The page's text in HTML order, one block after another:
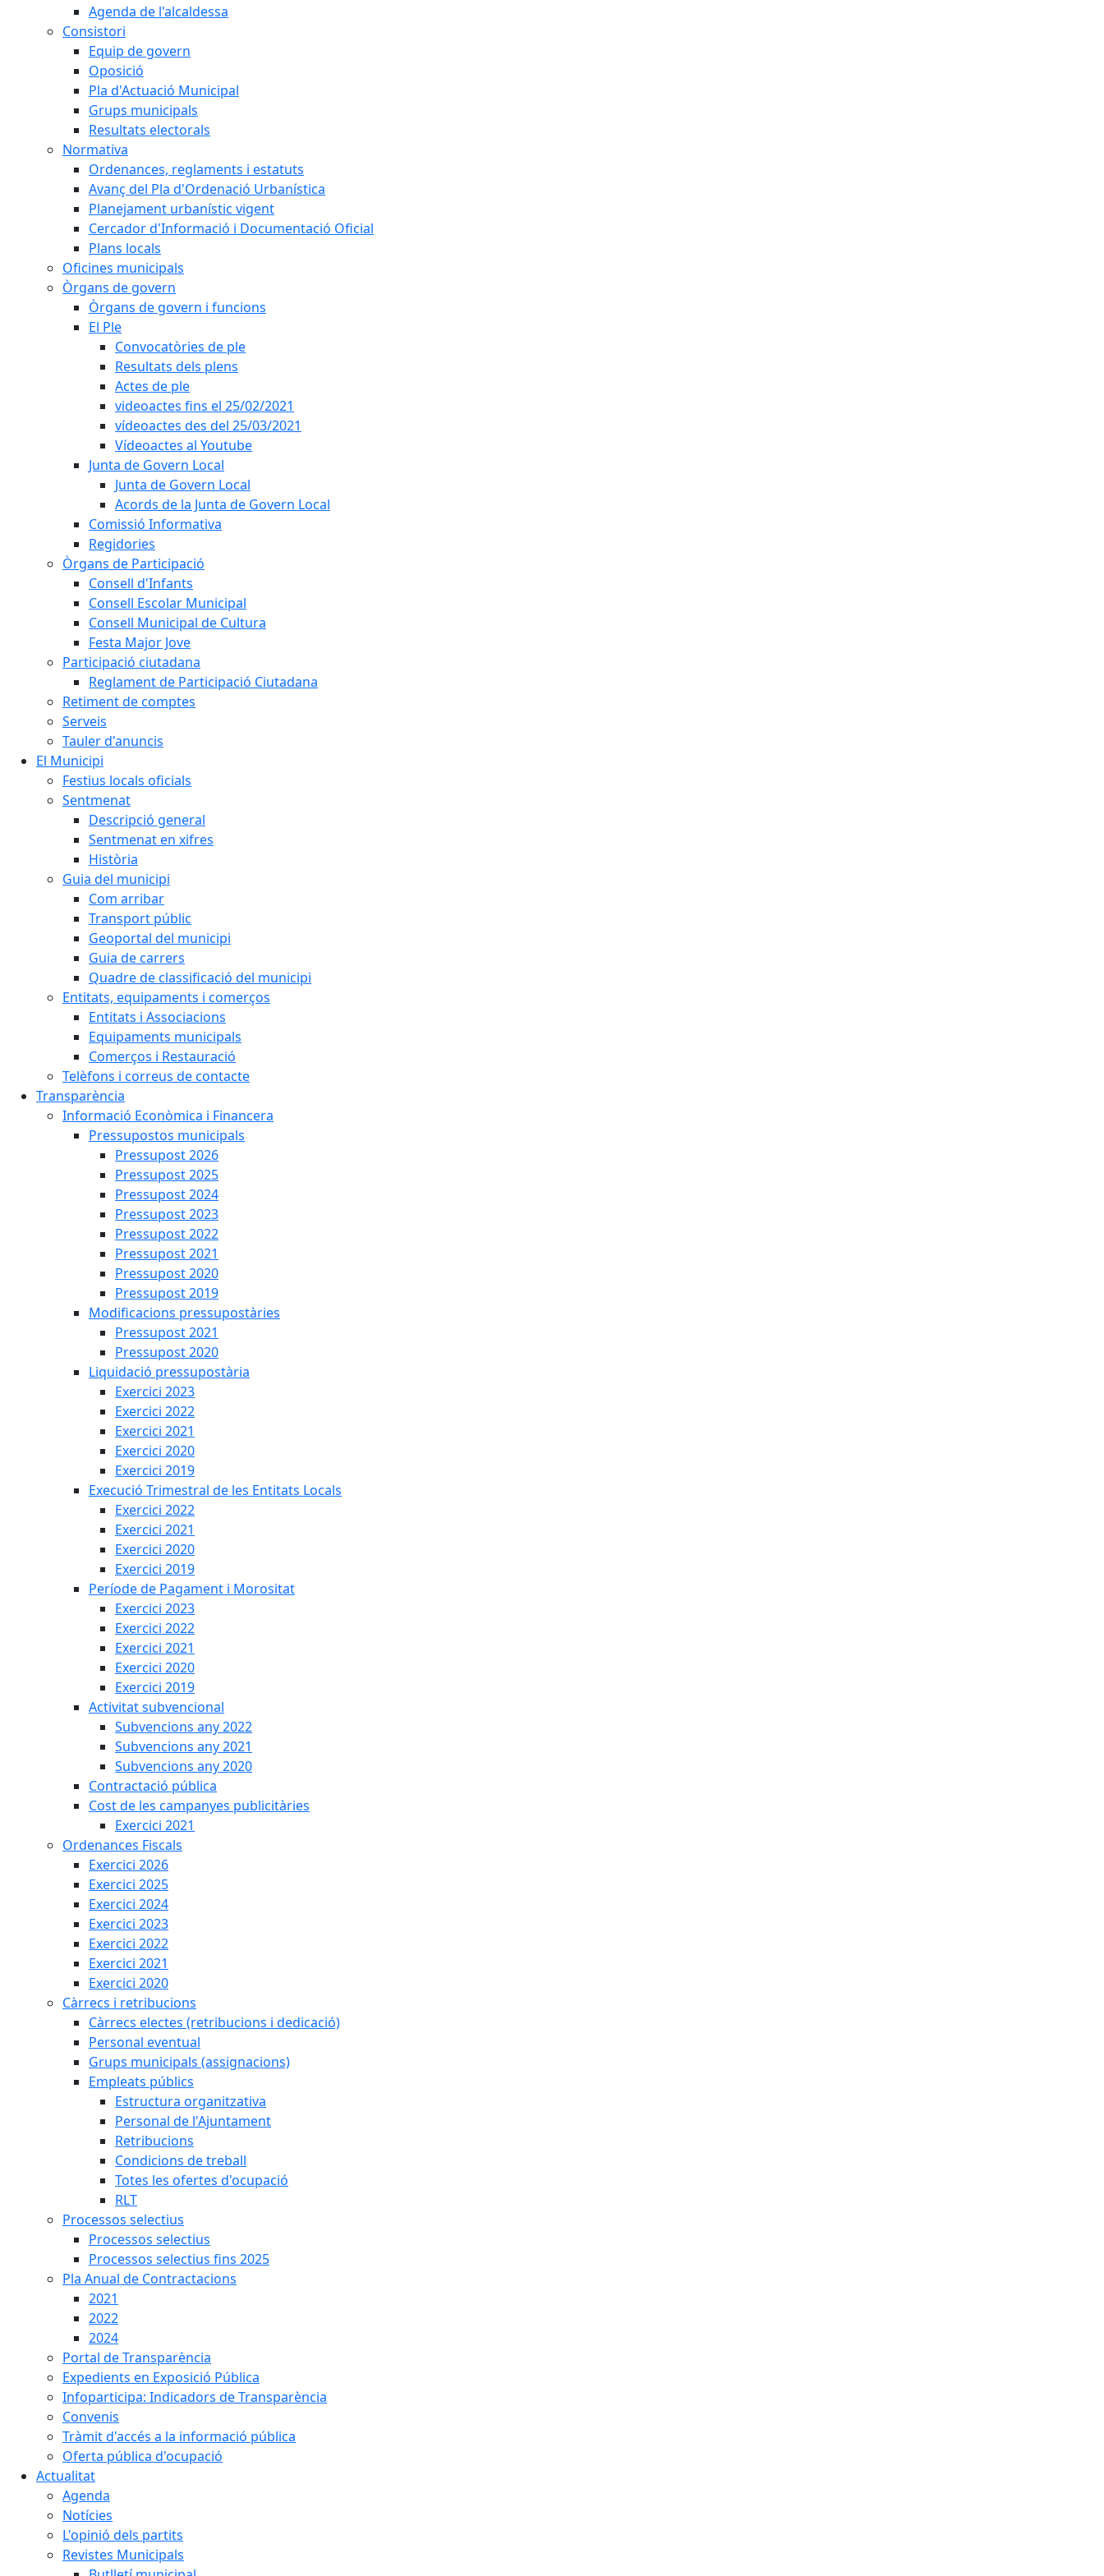
Agenda de l'alcaldessa
Consistori
Equip de govern
Oposició
Pla d'Actuació Municipal
Grups municipals
Resultats electorals
Normativa
Ordenances, reglaments i estatuts
Avanç del Pla d'Ordenació Urbanística
Planejament urbanístic vigent
Cercador d'Informació i Documentació Oficial
Plans locals
Oficines municipals
Òrgans de govern
Òrgans de govern i funcions
El Ple
Convocatòries de ple
Resultats dels plens
Actes de ple
videoactes fins el 25/02/2021
vídeoactes des del 25/03/2021
Vídeoactes al Youtube
Junta de Govern Local
Junta de Govern Local
Acords de la Junta de Govern Local
Comissió Informativa
Regidories
Òrgans de Participació
Consell d'Infants
Consell Escolar Municipal
Consell Municipal de Cultura
Festa Major Jove
Participació ciutadana
Reglament de Participació Ciutadana
Retiment de comptes
Serveis
Tauler d'anuncis
El Municipi
Festius locals oficials
Sentmenat
Descripció general
Sentmenat en xifres
Història
Guia del municipi
Com arribar
Transport públic
Geoportal del municipi
Guia de carrers
Quadre de classificació del municipi
Entitats, equipaments i comerços
Entitats i Associacions
Equipaments municipals
Comerços i Restauració
Telèfons i correus de contacte
Transparència
Informació Econòmica i Financera
Pressupostos municipals
Pressupost 2026
Pressupost 2025
Pressupost 2024
Pressupost 2023
Pressupost 2022
Pressupost 2021
Pressupost 2020
Pressupost 2019
Modificacions pressupostàries
Pressupost 2021
Pressupost 2020
Liquidació pressupostària
Exercici 2023
Exercici 2022
Exercici 2021
Exercici 2020
Exercici 2019
Execució Trimestral de les Entitats Locals
Exercici 2022
Exercici 2021
Exercici 2020
Exercici 2019
Període de Pagament i Morositat
Exercici 2023
Exercici 2022
Exercici 2021
Exercici 2020
Exercici 2019
Activitat subvencional
Subvencions any 2022
Subvencions any 2021
Subvencions any 2020
Contractació pública
Cost de les campanyes publicitàries
Exercici 2021
Ordenances Fiscals
Exercici 2026
Exercici 2025
Exercici 2024
Exercici 2023
Exercici 2022
Exercici 2021
Exercici 2020
Càrrecs i retribucions
Càrrecs electes (retribucions i dedicació)
Personal eventual
Grups municipals (assignacions)
Empleats públics
Estructura organitzativa
Personal de l'Ajuntament
Retribucions
Condicions de treball
Totes les ofertes d'ocupació
RLT
Processos selectius
Processos selectius
Processos selectius fins 2025
Pla Anual de Contractacions
2021
2022
2024
Portal de Transparència
Expedients en Exposició Pública
Infoparticipa: Indicadors de Transparència
Convenis
Tràmit d'accés a la informació pública
Oferta pública d'ocupació
Actualitat
Agenda
Notícies
L'opinió dels partits
Revistes Municipals